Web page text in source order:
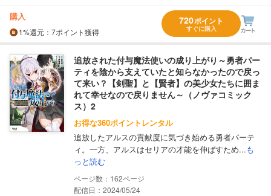
購入
1%還元 ：7ポイント獲得
720ポイント
すぐに購入
追放された付与魔法使いの成り上がり～勇者パー
ティを陰から支えていたと知らなかったので戻っ
て来い？【剣聖】と【賢者】の美少女たちに囲ま
れて幸せなので戻りません～（ノヴァコミック
ス）2
お得な360ポイントレンタル
追放したアルスの貢献度に気づき始める勇者パーテ
ィ。一方、アルスはセリアの才能を伸ばすため...も
っと読む
162
配信日：2024/05/24